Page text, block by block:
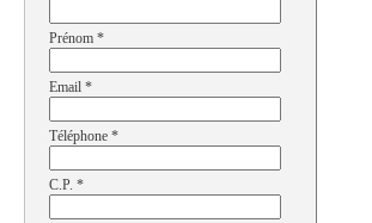
Prénom *
Email *
Téléphone *
C.P. *